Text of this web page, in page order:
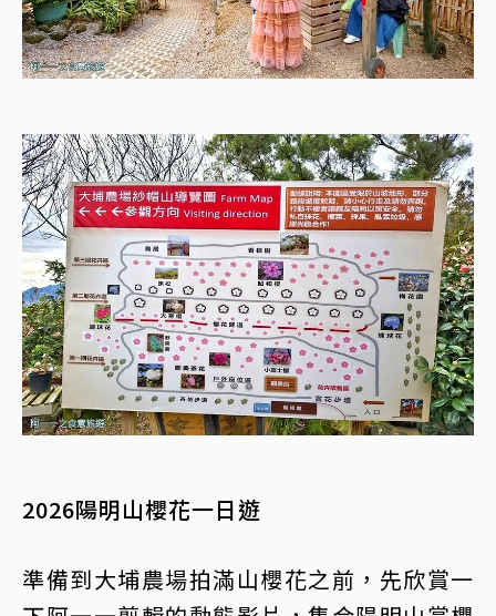
2026陽明山櫻花一日遊
準備到大埔農場拍滿山櫻花之前，先欣賞一